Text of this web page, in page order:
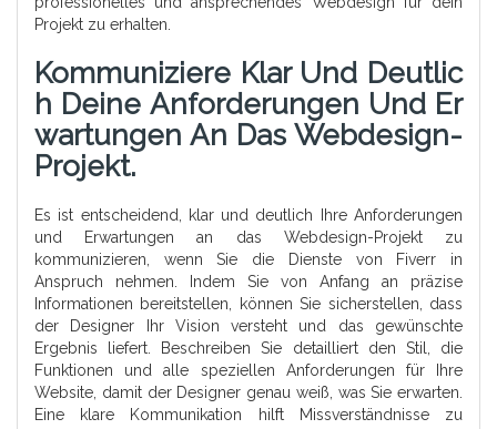
Projekt zu erhalten.
Kommuniziere Klar Und Deutlic
H Deine Anforderungen Und Er
Wartungen An Das Webdesign-
Projekt.
Es ist entscheidend, klar und deutlich Ihre Anforderungen
und Erwartungen an das Webdesign-Projekt zu
kommunizieren, wenn Sie die Dienste von Fiverr in
Anspruch nehmen. Indem Sie von Anfang an präzise
Informationen bereitstellen, können Sie sicherstellen, dass
der Designer Ihr Vision versteht und das gewünschte
Ergebnis liefert. Beschreiben Sie detailliert den Stil, die
Funktionen und alle speziellen Anforderungen für Ihre
Website, damit der Designer genau weiß, was Sie erwarten.
Eine klare Kommunikation hilft Missverständnisse zu